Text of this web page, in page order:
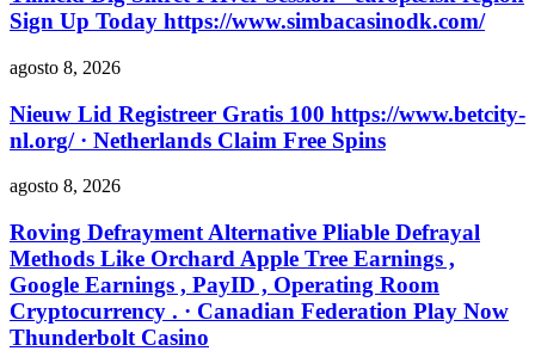
Sign Up Today https://www.simbacasinodk.com/
agosto 8, 2026
Nieuw Lid Registreer Gratis 100 https://www.betcity-
nl.org/ · Netherlands Claim Free Spins
agosto 8, 2026
Roving Defrayment Alternative Pliable Defrayal
Methods Like Orchard Apple Tree Earnings ,
Google Earnings , PayID , Operating Room
Cryptocurrency . · Canadian Federation Play Now
Thunderbolt Casino